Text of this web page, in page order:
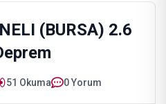
(BURSA) 2.6
51 Okuma 0 Yorum